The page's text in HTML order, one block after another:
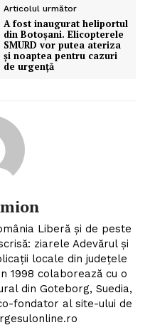
Articolul următor
A fost inaugurat heliportul
din Botoșani. Elicopterele
SMURD vor putea ateriza
și noaptea pentru cazuri
de urgență
Liberă şi de peste
ziarele Adevărul şi
locale din judeţele
1998 colaborează cu o
din Goteborg, Suedia,
fondator al site-ului de